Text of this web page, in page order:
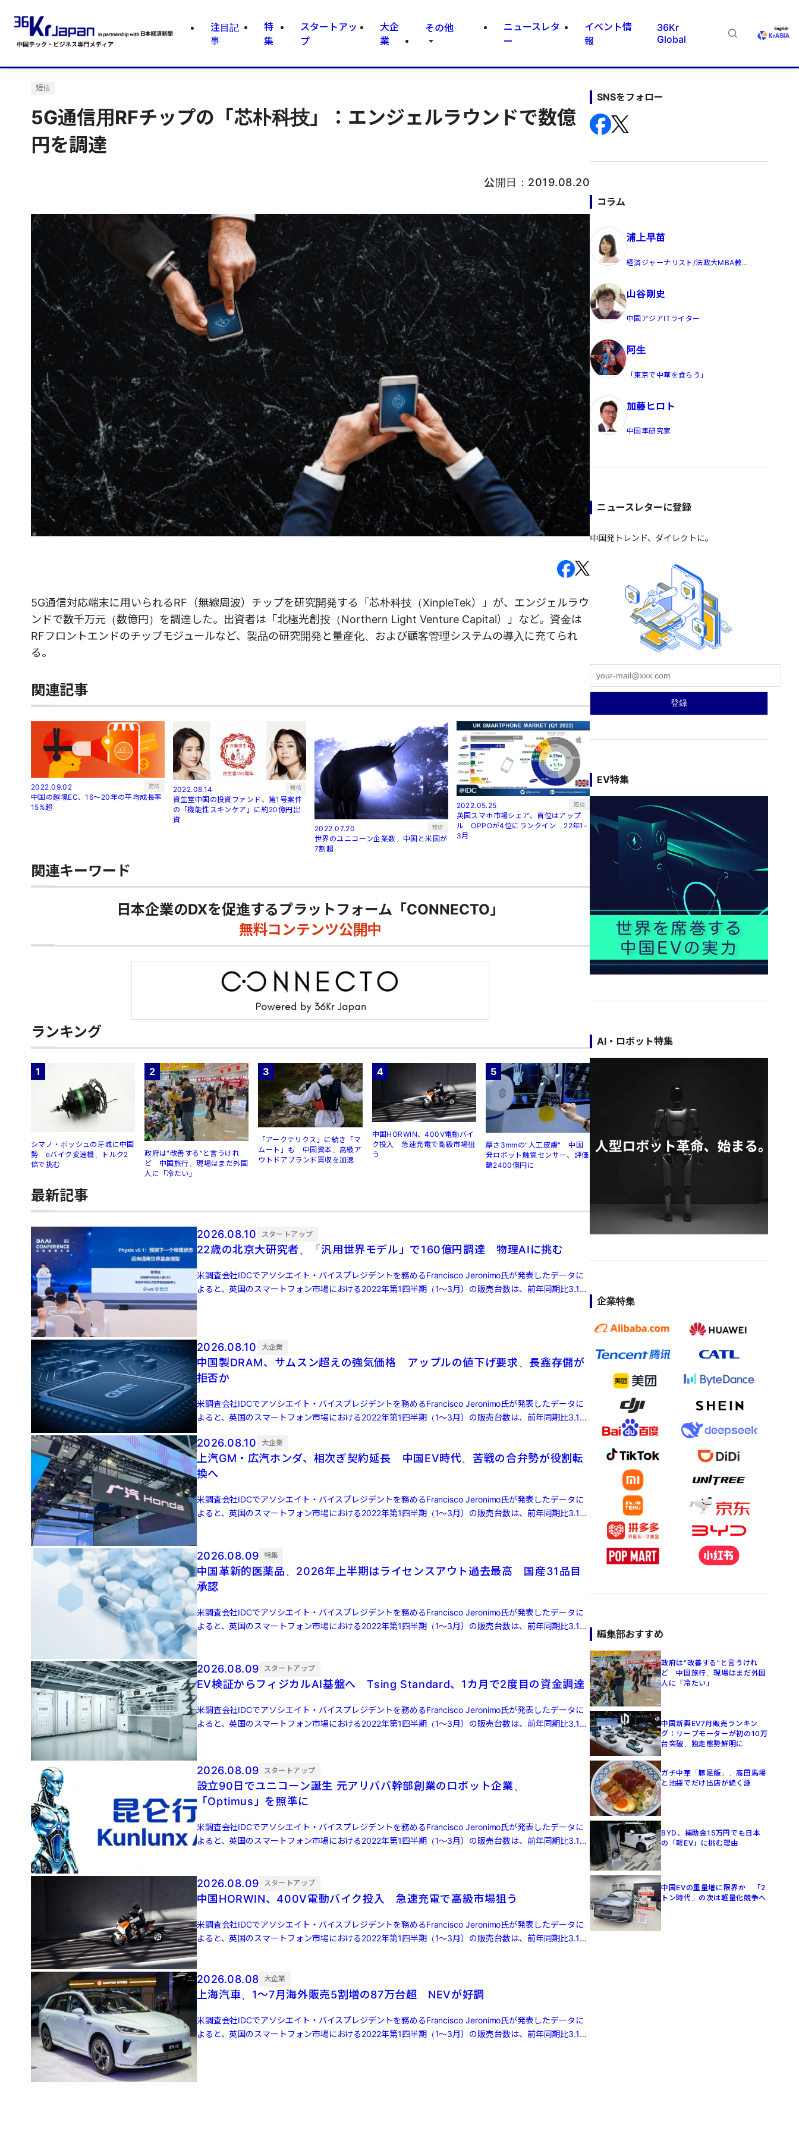
注目記
事
特
集
スタートアッ
プ
大企
業
その他
ニュースレタ
ー
イベント情
報
36Kr
Global
短信
5G通信用RFチップの「芯朴科技」：エンジェルラウンドで数億
円を調達
公開日： 2019.08.20
5G通信対応端末に用いられるRF（無線周波）チップを研究開発する「芯朴科技（XinpleTek）」が、エンジェルラウ
ンドで数千万元（数億円）を調達した。出資者は「北極光創投（Northern Light Venture Capital）」など。資金は
RFフロントエンドのチップモジュールなど、製品の研究開発と量産化、および顧客管理システムの導入に充てられ
る。
関連記事
2022.09.02 短信
中国の越境EC、16～20年の平均成長率
15%超
2022.08.14 短信
資生堂中国の投資ファンド、第1号案件
の「機能性スキンケア」に約20億円出
資
2022.07.20
短信
世界のユニコーン企業数、中国と米国が
7割超
2022.05.25 短信
英国スマホ市場シェア、首位はアップ
ル OPPOが4位にランクイン 22年1-
3月
関連キーワード
日本企業のDXを促進するプラットフォーム「CONNECTO」
無料コンテンツ公開中
ランキング
1
シマノ・ボッシュの牙城に中国
勢 eバイク変速機、トルク2
倍で挑む
2
政府は"改善する"と言うけれ
ど 中国旅行、現場はまだ外国
人に「冷たい」
3
「アークテリクス」に続き「マ
ムート」も 中国資本、高級ア
ウトドアブランド買収を加速
4
中国HORWIN、400V電動バイ
ク投入 急速充電で高級市場狙
う
5
厚さ3mmの"人工皮膚" 中国
発ロボット触覚センサー、評価
額2400億円に
最新記事
2026.08.10 スタートアップ
22歳の北京大研究者、「汎用世界モデル」で160億円調達 物理AIに挑む
米調査会社IDCでアソシエイト・バイスプレジデントを務めるFrancisco Jeronimo氏が発表したデータに
よると、英国のスマートフォン市場における2022年第1四半期（1～3月）の販売台数は、前年同期比3.1%
増 […]
2026.08.10 大企業
中国製DRAM、サムスン超えの強気価格 アップルの値下げ要求、長鑫存儲が
拒否か
米調査会社IDCでアソシエイト・バイスプレジデントを務めるFrancisco Jeronimo氏が発表したデータに
よると、英国のスマートフォン市場における2022年第1四半期（1～3月）の販売台数は、前年同期比3.1%
増 […]
2026.08.10 大企業
上汽GM・広汽ホンダ、相次ぎ契約延長 中国EV時代、苦戦の合弁勢が役割転
換へ
米調査会社IDCでアソシエイト・バイスプレジデントを務めるFrancisco Jeronimo氏が発表したデータに
よると、英国のスマートフォン市場における2022年第1四半期（1～3月）の販売台数は、前年同期比3.1%
2026.08.09 特集
中国革新的医薬品、2026年上半期はライセンスアウト過去最高 国産31品目
承認
米調査会社IDCでアソシエイト・バイスプレジデントを務めるFrancisco Jeronimo氏が発表したデータに
よると、英国のスマートフォン市場における2022年第1四半期（1～3月）の販売台数は、前年同期比3.1%
増 […]
2026.08.09 スタートアップ
EV検証からフィジカルAI基盤へ Tsing Standard、1カ月で2度目の資金調達
米調査会社IDCでアソシエイト・バイスプレジデントを務めるFrancisco Jeronimo氏が発表したデータに
よると、英国のスマートフォン市場における2022年第1四半期（1～3月）の販売台数は、前年同期比3.1%
2026.08.09 スタートアップ
設立90日でユニコーン誕生 元アリババ幹部創業のロボット企業、
「Optimus」を照準に
米調査会社IDCでアソシエイト・バイスプレジデントを務めるFrancisco Jeronimo氏が発表したデータに
よると、英国のスマートフォン市場における2022年第1四半期（1～3月）の販売台数は、前年同期比3.1%
2026.08.09 スタートアップ
中国HORWIN、400V電動バイク投入 急速充電で高級市場狙う
米調査会社IDCでアソシエイト・バイスプレジデントを務めるFrancisco Jeronimo氏が発表したデータに
よると、英国のスマートフォン市場における2022年第1四半期（1～3月）の販売台数は、前年同期比3.1%
増 […]
2026.08.08 大企業
上海汽車、1～7月海外販売5割増の87万台超 NEVが好調
米調査会社IDCでアソシエイト・バイスプレジデントを務めるFrancisco Jeronimo氏が発表したデータに
よると、英国のスマートフォン市場における2022年第1四半期（1～3月）の販売台数は、前年同期比3.1%
増 […]
SNSをフォロー
コラム
浦上早苗
経済ジャーナリスト/法政大MBA教
山谷剛史
中国アジアITライター
阿生
「東京で中華を食らう」
加藤ヒロト
中国車研究家
ニュースレターに登録
中国発トレンド、ダイレクトに。
EV特集
AI・ロボット特集
企業特集
編集部おすすめ
政府は"改善する"と言うけれ
ど 中国旅行、現場はまだ外国
人に「冷たい」
中国新興EV7月販売ランキン
グ：リープモーターが初の10万
台突破、独走態勢鮮明に
ガチ中華「豚足飯」、高田馬場
と池袋でだけ出店が続く謎
BYD、補助金15万円でも日本
の「軽EV」に挑む理由
中国EVの重量増に限界か 「2
トン時代」の次は軽量化競争へ